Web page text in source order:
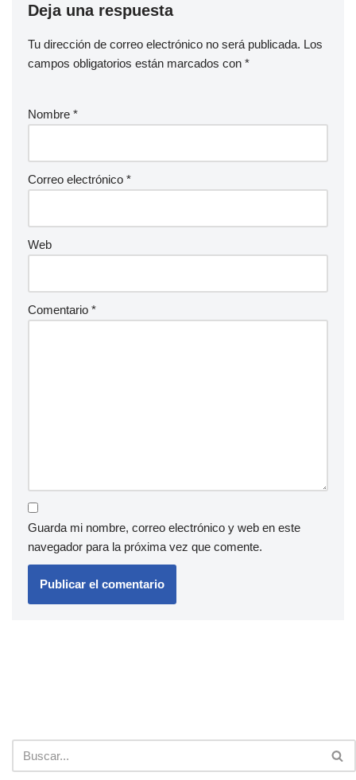
Deja una respuesta
Tu dirección de correo electrónico no será publicada. Los
campos obligatorios están marcados con *
Nombre *
Correo electrónico *
Web
Comentario *
Guarda mi nombre, correo electrónico y web en este
navegador para la próxima vez que comente.